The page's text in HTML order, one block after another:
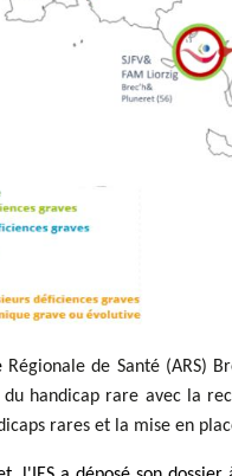
Régionale de Santé (ARS)
handicap rare avec la
rares et la mise en